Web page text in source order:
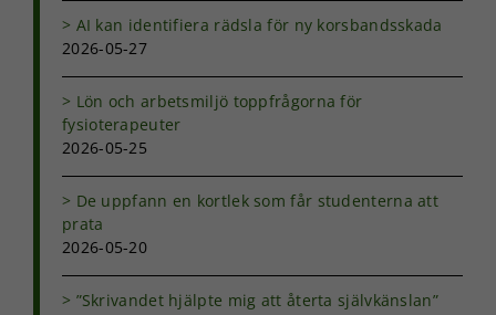
AI kan identifiera rädsla för ny korsbandsskada
2026-05-27
Lön och arbetsmiljö toppfrågorna för
fysioterapeuter
2026-05-25
De uppfann en kortlek som får studenterna att
prata
2026-05-20
”Skrivandet hjälpte mig att återta självkänslan”
de här
kommer viss
funktionalitet
att försvinna
med dig av dina
intressen och ditt